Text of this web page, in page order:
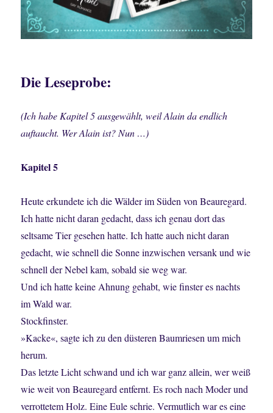
Die Leseprobe:
(Ich habe Kapitel 5 ausgewählt, weil Alain da endlich
auftaucht. Wer Alain ist? Nun …)
Kapitel 5
Heute erkundete ich die Wälder im Süden von Beauregard.
Ich hatte nicht daran gedacht, dass ich genau dort das
seltsame Tier gesehen hatte. Ich hatte auch nicht daran
gedacht, wie schnell die Sonne inzwischen versank und wie
schnell der Nebel kam, sobald sie weg war.
Und ich hatte keine Ahnung gehabt, wie finster es nachts
im Wald war.
Stockfinster.
»Kacke«, sagte ich zu den düsteren Baumriesen um mich
herum.
Das letzte Licht schwand und ich war ganz allein, wer weiß
wie weit von Beauregard entfernt. Es roch nach Moder und
verrottetem Holz. Eine Eule schrie. Vermutlich war es eine